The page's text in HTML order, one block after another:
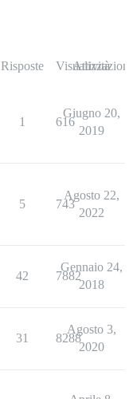
Risposte Visualizzazioni
Attività
1 616
Giugno 20,
2019
5 743
Agosto 22,
2022
42 7882
Gennaio 24,
2018
31 8288
Agosto 3,
2020